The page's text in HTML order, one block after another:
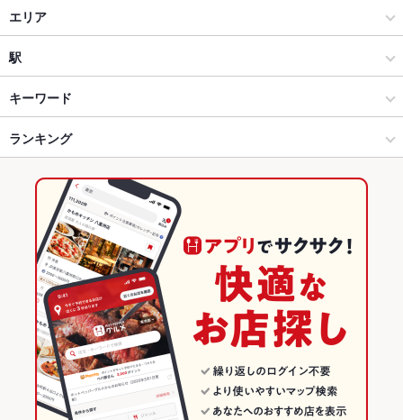
串焼き串天 もつ鍋 ワインto日本酒 でべそ仙台南町通り店
もつ楽 渋谷店
韓国ごはん・酒家 ダイダイ 渋谷ストリーム店
お好み焼き・もんじゃ焼き・鉄板焼き 一歩 新宿西口ハルク店
モアナキッチンカフェ 新宿タカシマヤタイムズスクエア店
モアナキッチンカフェ 有楽町イトシア店
韓国料理 韓韓市場 品川グランパサージュ店
お好み焼き・もんじゃ焼き・鉄板焼き こて吉 上野の森さくら
テラス店
韓国ごはん 酒家 ダイダイ 横浜みなとみらい店
キッチン大宮 マークイズみなとみらい店
居酒屋
和風
仙台市 × 居酒屋
仙台市 × 和風
仙台駅 × 居酒屋
仙台駅 × 和風
エリア
仙台駅
仙台駅 × 居酒屋
仙台駅 × 和風
宮城 × 居酒屋
宮城 × 和風
駅
あおば通駅
仙台駅
広瀬通駅
キーワード
からあげ
牛タンしゃぶしゃぶ
ランキング
宮城のグルメランキング
宮城の居酒屋ランキング
仙台市のグルメランキング
仙台市の居酒屋ランキング
仙台駅のグルメランキング
仙台駅の居酒屋ランキング